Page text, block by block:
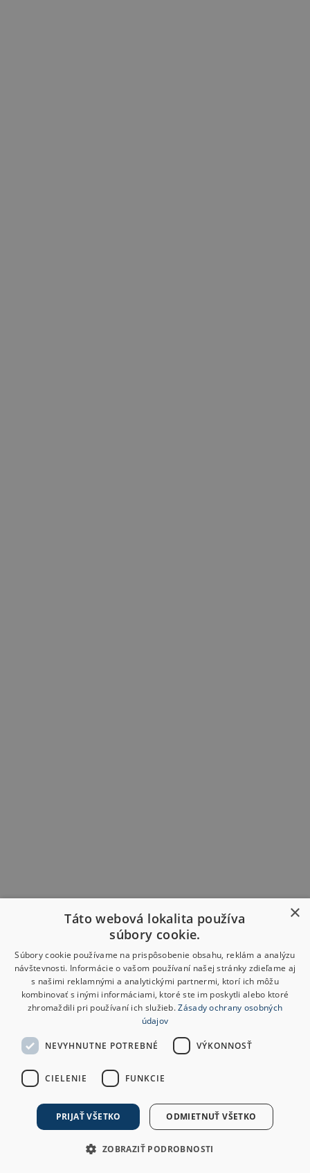
×
Táto webová lokalita používa
súbory cookie.
Súbory cookie používame na prispôsobenie obsahu, reklám a analýzu
návštevnosti. Informácie o vašom používaní našej stránky zdieľame aj
s našimi reklamnými a analytickými partnermi, ktorí ich môžu
kombinovať s inými informáciami, ktoré ste im poskytli alebo ktoré
zhromaždili pri používaní ich služieb.Zásady ochrany osobných
údajov
NEVYHNUTNE POTREBNÉ VÝKONNOSŤ
CIELENIE FUNKCIE
PRIJAŤ VŠETKO ODMIETNUŤ VŠETKO
ZOBRAZIŤ PODROBNOSTI